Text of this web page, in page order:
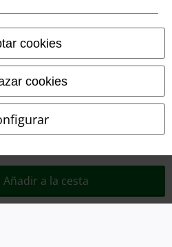
cookies
cookies
Añadir a la cesta
pero no losgastos de transporte
HGmbH